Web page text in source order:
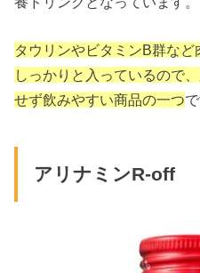
タウリンやビタミンB群な
しっかりと入っているので
せず飲みやすい商品の一つで
アリナミンR-off